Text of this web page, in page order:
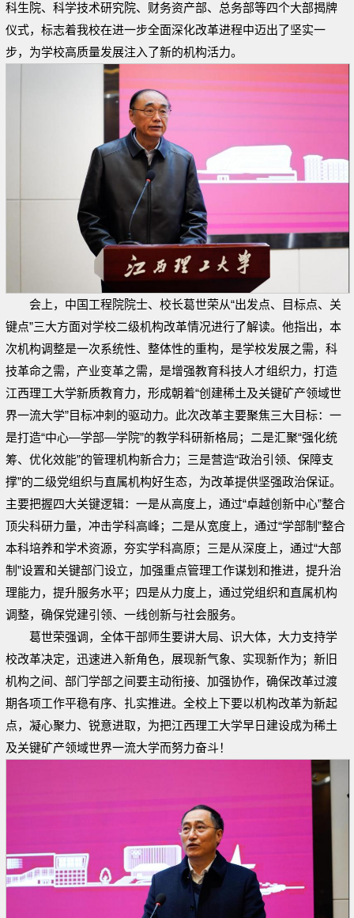
科生院、科学技术研究院、财务资产部、总务部等四个大部揭牌
仪式，标志着我校在进一步全面深化改革进程中迈出了坚实一
步，为学校高质量发展注入了新的机构活力。
会上，中国工程院院士、校长葛世荣从“出发点、目标点、关
键点”三大方面对学校二级机构改革情况进行了解读。他指出，本
次机构调整是一次系统性、整体性的重构，是学校发展之需，科
技革命之需，产业变革之需，是增强教育科技人才组织力，打造
江西理工大学新质教育力，形成朝着“创建稀土及关键矿产领域世
界一流大学”目标冲刺的驱动力。此次改革主要聚焦三大目标：一
是打造“中心—学部—学院”的教学科研新格局；二是汇聚“强化统
筹、优化效能”的管理机构新合力；三是营造“政治引领、保障支
撑”的二级党组织与直属机构好生态，为改革提供坚强政治保证。
主要把握四大关键逻辑：一是从高度上，通过“卓越创新中心”整合
顶尖科研力量，冲击学科高峰；二是从宽度上，通过“学部制”整合
本科培养和学术资源，夯实学科高原；三是从深度上，通过“大部
制”设置和关键部门设立，加强重点管理工作谋划和推进，提升治
理能力，提升服务水平；四是从力度上，通过党组织和直属机构
调整，确保党建引领、一线创新与社会服务。
葛世荣强调，全体干部师生要讲大局、识大体，大力支持学
校改革决定，迅速进入新角色，展现新气象、实现新作为；新旧
机构之间、部门学部之间要主动衔接、加强协作，确保改革过渡
期各项工作平稳有序、扎实推进。全校上下要以机构改革为新起
点，凝心聚力、锐意进取，为把江西理工大学早日建设成为稀土
及关键矿产领域世界一流大学而努力奋斗！